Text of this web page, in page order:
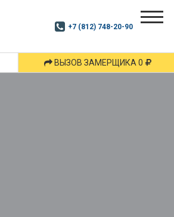
+7 (812) 748-20-90
ВЫЗОВ ЗАМЕРЩИКА 0
Дзен